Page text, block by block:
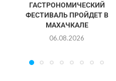
ГАСТРОНОМИЧЕСКИЙ
ФЕСТИВАЛЬ ПРОЙДЕТ В
МАХАЧКАЛЕ
06.08.2026